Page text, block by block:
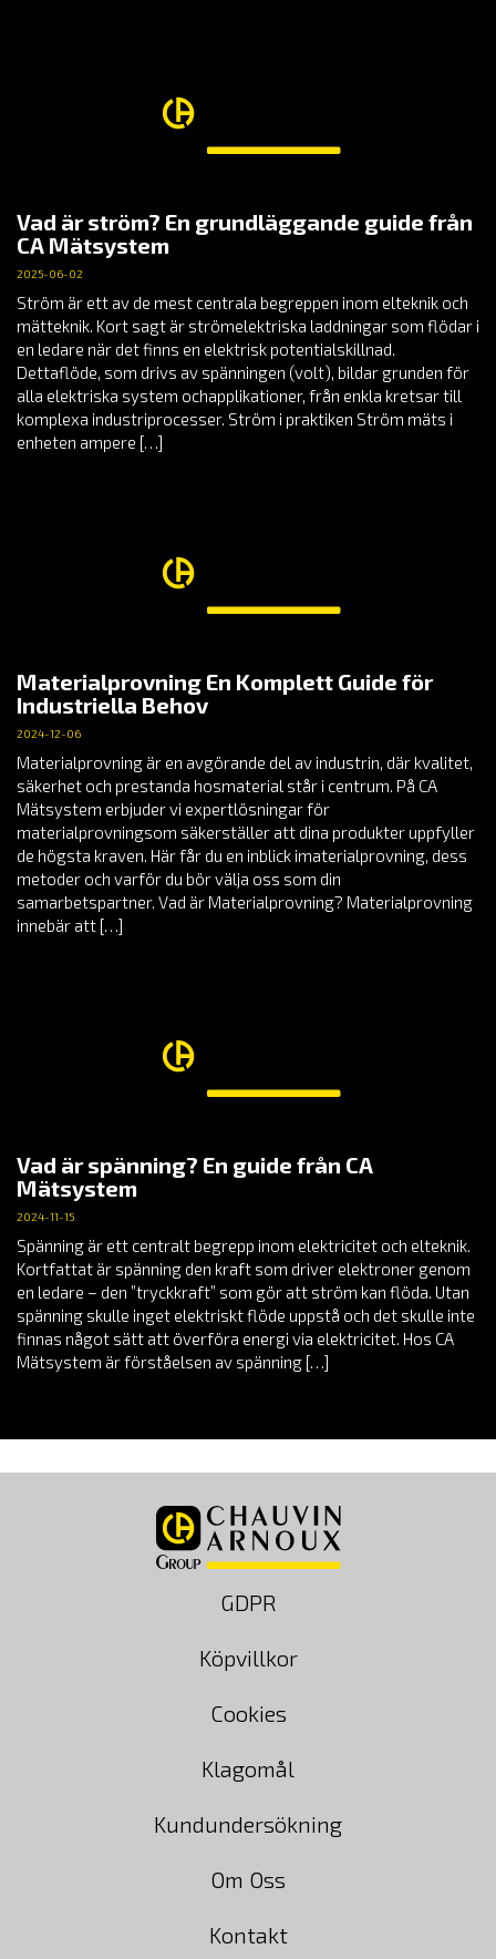
Vad är ström? En grundläggande guide från
CA Mätsystem
2025-06-02
Ström är ett av de mest centrala begreppen inom elteknik och
mätteknik. Kort sagt är strömelektriska laddningar som flödar i
en ledare när det finns en elektrisk potentialskillnad.
Dettaflöde, som drivs av spänningen (volt), bildar grunden för
alla elektriska system ochapplikationer, från enkla kretsar till
komplexa industriprocesser. Ström i praktiken Ström mäts i
enheten ampere […]
Materialprovning En Komplett Guide för
Industriella Behov
2024-12-06
Materialprovning är en avgörande del av industrin, där kvalitet,
säkerhet och prestanda hosmaterial står i centrum. På CA
Mätsystem erbjuder vi expertlösningar för
materialprovningsom säkerställer att dina produkter uppfyller
de högsta kraven. Här får du en inblick imaterialprovning, dess
metoder och varför du bör välja oss som din
samarbetspartner. Vad är Materialprovning? Materialprovning
innebär att […]
Vad är spänning? En guide från CA
Mätsystem
2024-11-15
Spänning är ett centralt begrepp inom elektricitet och elteknik.
Kortfattat är spänning den kraft som driver elektroner genom
en ledare – den ”tryckkraft” som gör att ström kan flöda. Utan
spänning skulle inget elektriskt flöde uppstå och det skulle inte
finnas något sätt att överföra energi via elektricitet. Hos CA
Mätsystem är förståelsen av spänning […]
GDPR
Köpvillkor
Cookies
Klagomål
Kundundersökning
Om Oss
Kontakt